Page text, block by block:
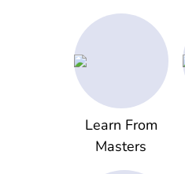
Learn From
Masters